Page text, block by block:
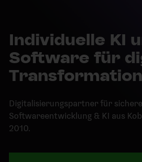
Individuelle KI
Software für
Transformation
Digitalisierungspartner für
Softwareentwicklung & KI aus
2010.